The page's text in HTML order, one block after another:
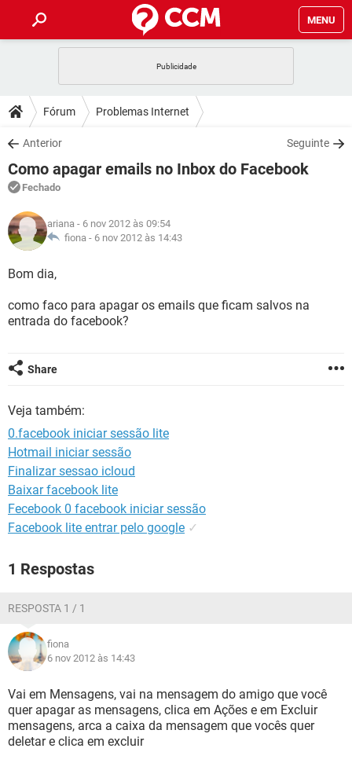
MENU
CELULAR FACEBOOK
OUTLOOK
INSTAGRAM GMAIL
GUIA DE COMPRAS
DICAS
JOGOS WHATSAPP
OUTLOOK
INSTAGRAM
GUIA DE COMPRAS
DOWNLOADS
JOGOS WHATSAPP
CELULAR
OUTLOOK
INSTAGRAM
GUIA DE COMPRAS
FÓRUM
JOGOS
CELULAR
GUIA DE COMPRAS
GLOSSÁRIO
JOGOS
CELULAR
OUTLOOK EXCEL
Fórum Problemas Internet
Anterior Seguinte
Como apagar emails no Inbox do Facebook
Fechado
ariana - 6 nov 2012 às 09:54
fiona - 6 nov 2012 às 14:43
Bom dia,
como faco para apagar os emails que ficam salvos na
entrada do facebook?
Share
Veja também:
0.facebook iniciar sessão lite
Hotmail iniciar sessão
Finalizar sessao icloud
Baixar facebook lite
Fecebook 0 facebook iniciar sessão
Facebook lite entrar pelo google ✓
1 Respostas
RESPOSTA 1 / 1
fiona
6 nov 2012 às 14:43
Vai em Mensagens, vai na mensagem do amigo que você
quer apagar as mensagens, clica em Ações e em Excluir
mensagens, arca a caixa da mensagem que vocês quer
deletar e clica em excluir